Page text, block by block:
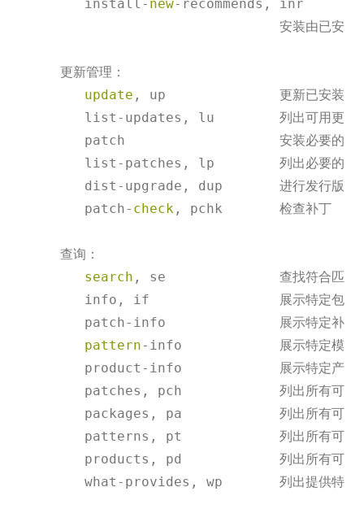
        install
- new- recommends, inr
安装由已安装包
     更新管理：
update , up              更新已安装包至
        list
- updates, lu        列出可用更新
patch                   安装必要的补
        list
- patches, lp        列出必要的补
        dist
- upgrade, dup       进行发行版更
        patch
- check , pchk       检查补丁
     查询：
search , se              查找符合匹配模
info, if                展示特定包的
        patch
- info              展示特定补丁的
pattern- info            展示特定模式的
        product
- info            展示特定产品的
patches, pch            列出所有可用
packages, pa            列出所有可用
patterns, pt            列出所有可用
products, pd            列出所有可用
        what
- provides, wp       列出提供特定